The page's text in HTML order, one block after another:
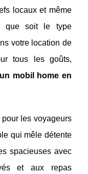
locaux et même
que soit le type
votre location de
tous les goûts,
mobil home en
les voyageurs
qui mêle détente
spacieuses avec
et aux repas